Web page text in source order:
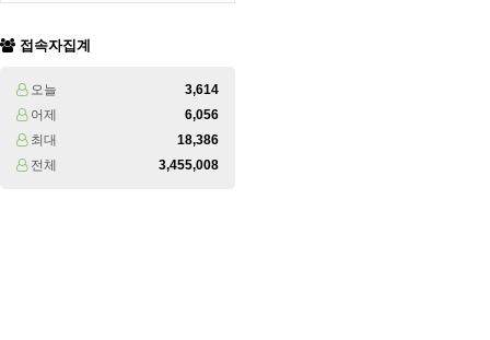
접속자집계
오늘
3,614
어제
6,056
최대
18,386
전체
3,455,008